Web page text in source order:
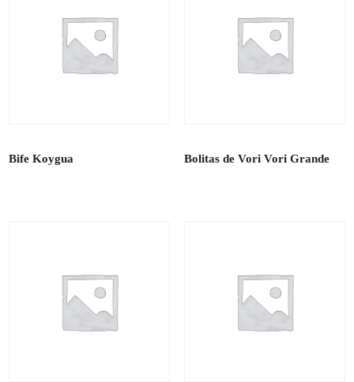
Bife Koygua Bolitas de Vori Vori Grande